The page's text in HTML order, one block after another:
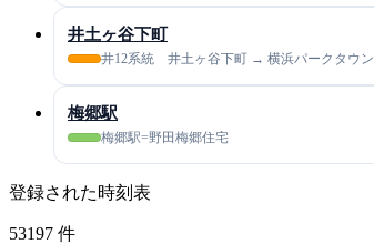
井土ヶ谷下町
井12系統 井土ヶ谷下町 → 横浜パークタウン
梅郷駅
梅郷駅=野田梅郷住宅
登録された時刻表
53197 件